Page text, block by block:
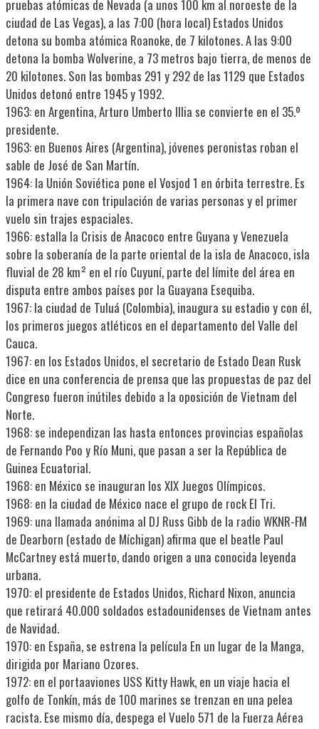
pruebas atómicas de Nevada (a unos 100 km al noroeste de la
ciudad de Las Vegas), a las 7:00 (hora local) Estados Unidos
detona su bomba atómica Roanoke, de 7 kilotones. A las 9:00
detona la bomba Wolverine, a 73 metros bajo tierra, de menos de
20 kilotones. Son las bombas 291 y 292 de las 1129 que Estados
Unidos detonó entre 1945 y 1992.
1963: en Argentina, Arturo Umberto Illia se convierte en el 35.º
presidente.
1963: en Buenos Aires (Argentina), jóvenes peronistas roban el
sable de José de San Martín.
1964: la Unión Soviética pone el Vosjod 1 en órbita terrestre. Es
la primera nave con tripulación de varias personas y el primer
vuelo sin trajes espaciales.
1966: estalla la Crisis de Anacoco entre Guyana y Venezuela
sobre la soberanía de la parte oriental de la isla de Anacoco, isla
fluvial de 28 km² en el río Cuyuní, parte del límite del área en
disputa entre ambos países por la Guayana Esequiba.
1967: la ciudad de Tuluá (Colombia), inaugura su estadio y con él,
los primeros juegos atléticos en el departamento del Valle del
Cauca.
1967: en los Estados Unidos, el secretario de Estado Dean Rusk
dice en una conferencia de prensa que las propuestas de paz del
Congreso fueron inútiles debido a la oposición de Vietnam del
Norte.
1968: se independizan las hasta entonces provincias españolas
de Fernando Poo y Río Muni, que pasan a ser la República de
Guinea Ecuatorial.
1968: en México se inauguran los XIX Juegos Olímpicos.
1968: en la ciudad de México nace el grupo de rock El Tri.
1969: una llamada anónima al DJ Russ Gibb de la radio WKNR-FM
de Dearborn (estado de Míchigan) afirma que el beatle Paul
McCartney está muerto, dando origen a una conocida leyenda
urbana.
1970: el presidente de Estados Unidos, Richard Nixon, anuncia
que retirará 40.000 soldados estadounidenses de Vietnam antes
de Navidad.
1970: en España, se estrena la película En un lugar de la Manga,
dirigida por Mariano Ozores.
1972: en el portaaviones USS Kitty Hawk, en un viaje hacia el
golfo de Tonkín, más de 100 marines se trenzan en una pelea
racista. Ese mismo día, despega el Vuelo 571 de la Fuerza Aérea